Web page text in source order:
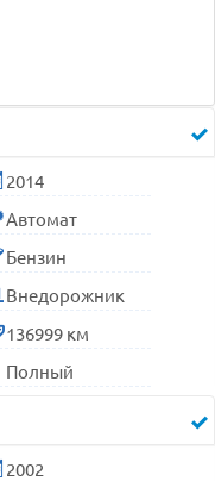
2014
Автомат
Бензин
Внедорожник
136999 км
Полный
2002